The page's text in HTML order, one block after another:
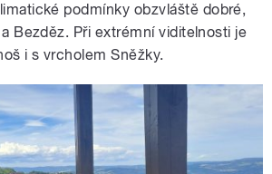
podmínky obzvláště dobré,
Bezděz. Při extrémní viditelnosti je
i s vrcholem Sněžky.